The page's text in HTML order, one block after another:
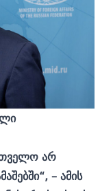
არ
– ამის